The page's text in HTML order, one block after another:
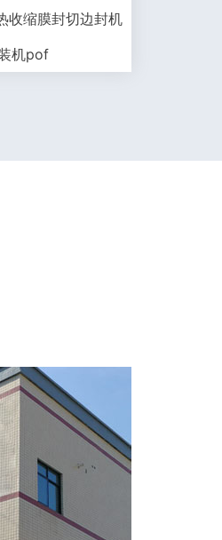
收缩膜封切边封机
机pof